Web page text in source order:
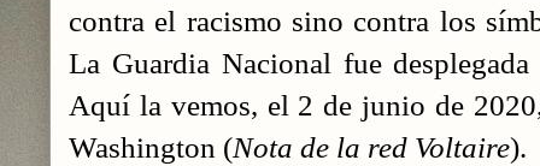
contra el racismo sino contra los
La Guardia Nacional fue
Aquí la vemos, el 2 de junio de
Washington (Nota de la red Voltaire).